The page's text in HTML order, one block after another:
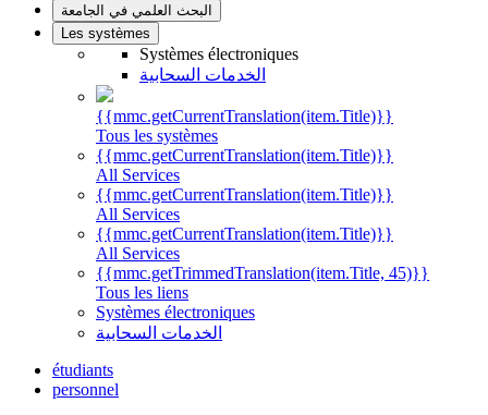
البحث العلمي في الجامعة
Les systèmes
Systèmes électroniques
الخدمات السحابية
{{mmc.getCurrentTranslation(item.Title)}}
Tous les systèmes
{{mmc.getCurrentTranslation(item.Title)}}
All Services
{{mmc.getCurrentTranslation(item.Title)}}
All Services
{{mmc.getCurrentTranslation(item.Title)}}
All Services
{{mmc.getTrimmedTranslation(item.Title, 45)}}
Tous les liens
Systèmes électroniques
الخدمات السحابية
étudiants
personnel